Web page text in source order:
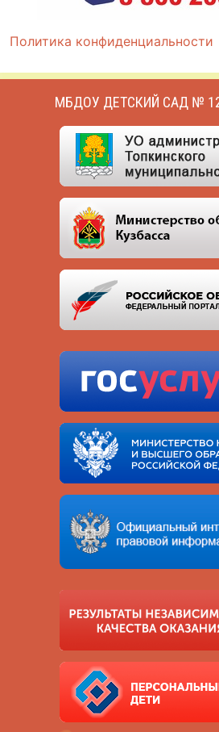
Политика конфиденциальности
МБДОУ ДЕТСКИЙ САД №